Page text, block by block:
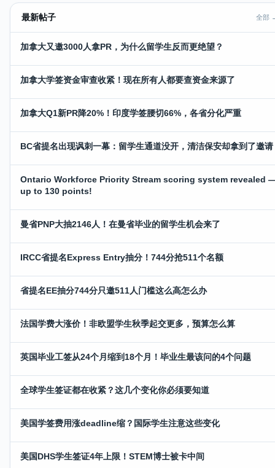
最新帖子 全部
加拿大又邀3000人拿PR，为什么留学生反而更绝望？
加拿大学签资金审查收紧！现在所有人都要查资金来源了
加拿大Q1新PR降20%！印度学签腰切66%，各省分化严重
BC省提名出现讽刺一幕：留学生通道没开，清洁保安却拿到了邀请
Ontario Workforce Priority Stream scoring system revealed
up to 130 points!
曼省PNP大抽2146人！在曼省毕业的留学生机会来了
IRCC省提名Express Entry抽分！744分抢511个名额
省提名EE抽分744分只邀511人门槛这么高怎么办
法国学费大涨价！非欧盟学生秋季起交更多，预算怎么算
英国毕业工签从24个月缩到18个月！毕业生最该问的4个问题
全球学生签证都在收紧？这几个变化你必须要知道
美国学签费用涨deadline缩？国际学生注意这些变化
美国DHS学生签证4年上限！STEM博士被卡中间